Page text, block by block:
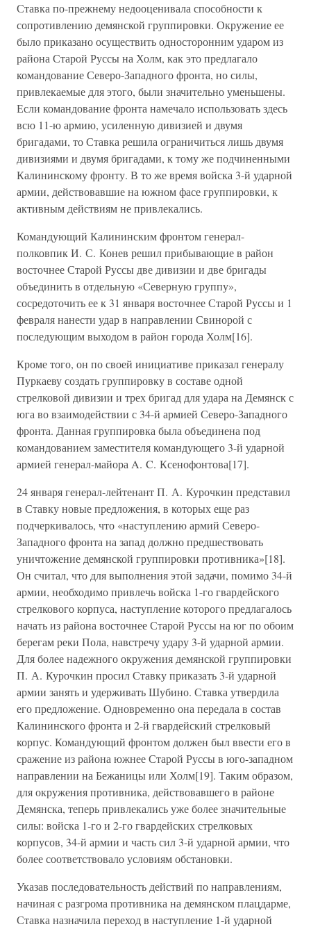
Ставка по-прежнему недооценивала способности к
сопротивлению демянской группировки. Окружение ее
было приказано осуществить односторонним ударом из
района Старой Руссы на Холм, как это предлагало
командование Северо-Западного фронта, но силы,
привлекаемые для этого, были значительно уменьшены.
Если командование фронта намечало использовать здесь
всю 11-ю армию, усиленную дивизией и двумя
бригадами, то Ставка решила ограничиться лишь двумя
дивизиями и двумя бригадами, к тому же подчиненными
Калининскому фронту. В то же время войска 3-й ударной
армии, действовавшие на южном фасе группировки, к
активным действиям не привлекались.
Командующий Калининским фронтом генерал-
полковпик И. С. Конев решил прибывающие в район
восточнее Старой Руссы две дивизии и две бригады
объединить в отдельную «Северную группу»,
сосредоточить ее к 31 января восточнее Старой Руссы и 1
февраля нанести удар в направлении Свинорой с
последующим выходом в район города Холм[16].
Кроме того, он по своей инициативе приказал генералу
Пуркаеву создать группировку в составе одной
стрелковой дивизии и трех бригад для удара на Демянск с
юга во взаимодействии с 34-й армией Северо-Западного
фронта. Данная группировка была объединена под
командованием заместителя командующего 3-й ударной
армией генерал-майора A. C. Ксенофонтова[17].
24 января генерал-лейтенант П. А. Курочкин представил
в Ставку новые предложения, в которых еще раз
подчеркивалось, что «наступлению армий Северо-
Западного фронта на запад должно предшествовать
уничтожение демянской группировки противника»[18].
Он считал, что для выполнения этой задачи, помимо 34-й
армии, необходимо привлечь войска 1-го гвардейского
стрелкового корпуса, наступление которого предлагалось
начать из района восточнее Старой Руссы на юг по обоим
берегам реки Пола, навстречу удару 3-й ударной армии.
Для более надежного окружения демянской группировки
П. А. Курочкин просил Ставку приказать 3-й ударной
армии занять и удерживать Шубино. Ставка утвердила
его предложение. Одновременно она передала в состав
Калининского фронта и 2-й гвардейский стрелковый
корпус. Командующий фронтом должен был ввести его в
сражение из района южнее Старой Руссы в юго-западном
направлении на Бежаницы или Холм[19]. Таким образом,
для окружения противника, действовавшего в районе
Демянска, теперь привлекались уже более значительные
силы: войска 1-го и 2-го гвардейских стрелковых
корпусов, 34-й армии и часть сил 3-й ударной армии, что
более соответствовало условиям обстановки.
Указав последовательность действий по направлениям,
начиная с разгрома противника на демянском плацдарме,
Ставка назначила переход в наступление 1-й ударной